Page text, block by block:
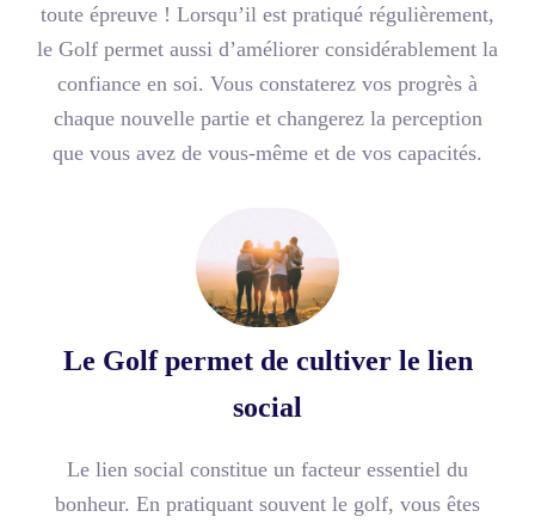
toute épreuve ! Lorsqu’il est pratiqué régulièrement,
le Golf permet aussi d’améliorer considérablement la
confiance en soi. Vous constaterez vos progrès à
chaque nouvelle partie et changerez la perception
que vous avez de vous-même et de vos capacités.
Le Golf permet de cultiver le lien
social
Le lien social constitue un facteur essentiel du
bonheur. En pratiquant souvent le golf, vous êtes